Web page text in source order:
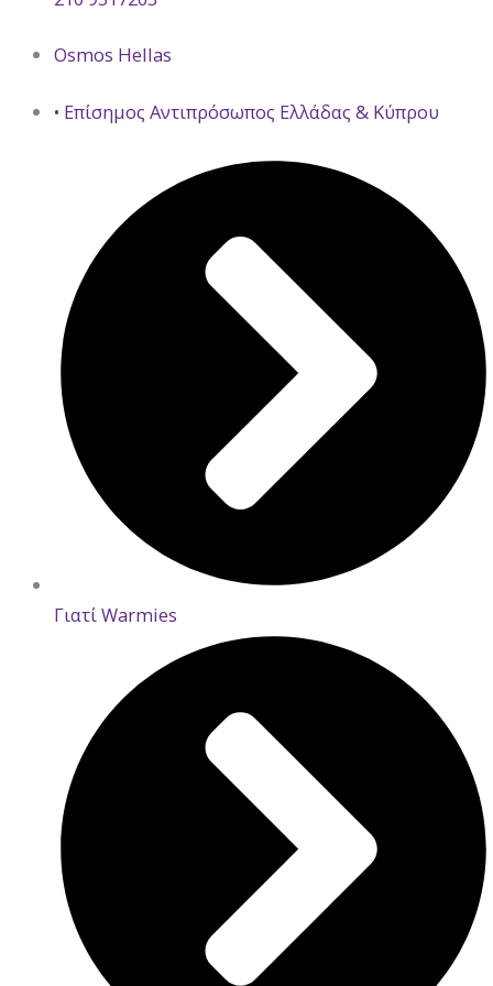
Osmos Hellas
• Επίσημος Αντιπρόσωπος Ελλάδας & Κύπρου
Γιατί Warmies